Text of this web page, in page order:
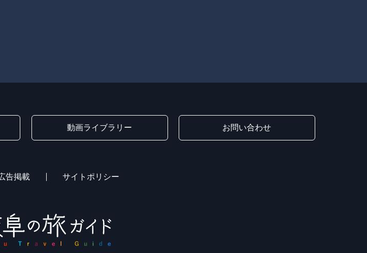
動画ライブラリー お問い合わせ
告掲載 サイトポリシー